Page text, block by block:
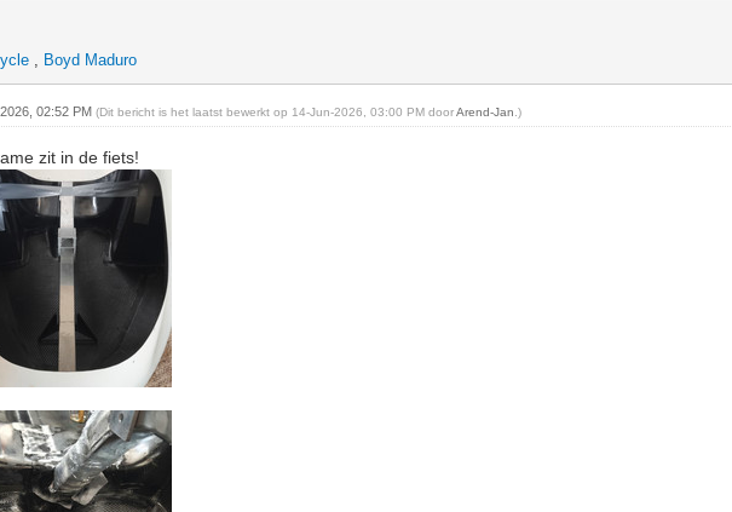
, Boyd Maduro
02:52 PM(Dit bericht is het laatst bewerkt op 14-Jun-2026, 03:00 PM doorArend-Jan .)
zit in de fiets!